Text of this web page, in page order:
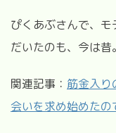
ぴくあぶさんで、
だいたのも、今は昔。
関連記事： 筋金入り
会いを求め始めたの